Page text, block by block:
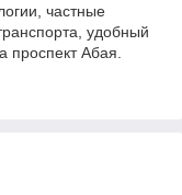
частные
удобный
проспект Абая.